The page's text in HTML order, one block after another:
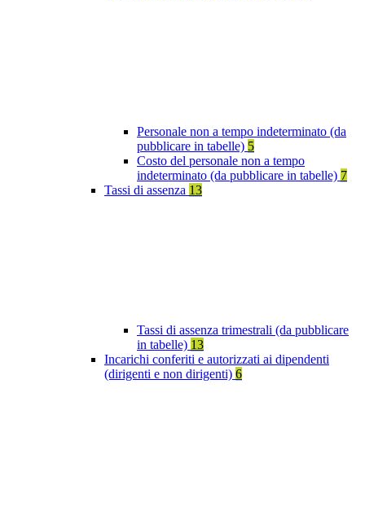
Personale non a tempo indeterminato (da
pubblicare in tabelle) 5
Costo del personale non a tempo
indeterminato (da pubblicare in tabelle) 7
Tassi di assenza 13
Tassi di assenza trimestrali (da pubblicare
in tabelle) 13
Incarichi conferiti e autorizzati ai dipendenti
(dirigenti e non dirigenti) 6